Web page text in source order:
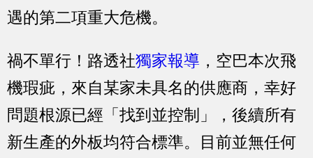
遇的第二項重大危機。
禍不單行！路透社獨家報導 ，空巴本次飛
機瑕疵，來自某家未具名的供應商，幸好
問題根源已經「找到並控制」，後續所有
新生產的外板均符合標準。目前並無任何